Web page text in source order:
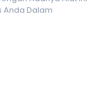
Anda Dalam